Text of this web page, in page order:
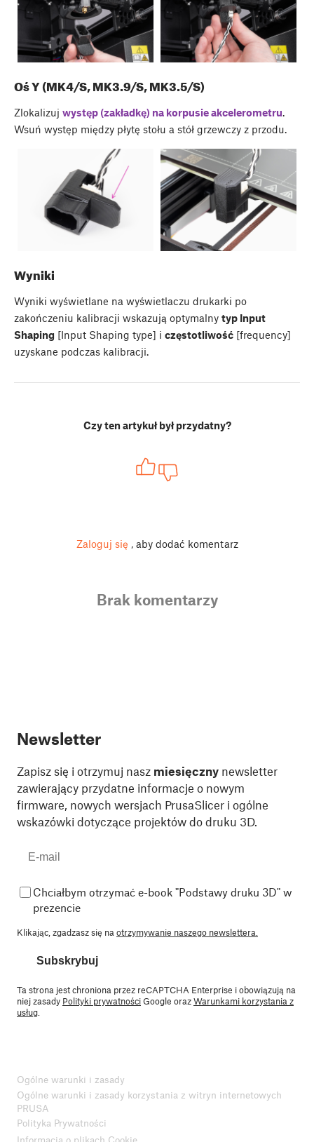
Oś Y (MK4/S, MK3.9/S, MK3.5/S)
Zlokalizuj występ (zakładkę) na korpusie akcelerometru.
Wsuń występ między płytę stołu a stół grzewczy z przodu.
Wyniki
Wyniki wyświetlane na wyświetlaczu drukarki po
zakończeniu kalibracji wskazują optymalny typ Input
Shaping [Input Shaping type] i częstotliwość [frequency]
uzyskane podczas kalibracji.
Czy ten artykuł był przydatny?
Zaloguj się , aby dodać komentarz
Brak komentarzy
Newsletter
Zapisz się i otrzymuj nasz miesięczny newsletter
zawierający przydatne informacje o nowym
firmware, nowych wersjach PrusaSlicer i ogólne
wskazówki dotyczące projektów do druku 3D.
Chciałbym otrzymać e-book "Podstawy druku 3D" w
prezencie
Klikając, zgadzasz się na otrzymywanie naszego newslettera.
Subskrybuj
Ta strona jest chroniona przez reCAPTCHA Enterprise i obowiązują na
niej zasady Polityki prywatnościGoogle orazWarunkami korzystania z
usług
Ogólne warunki i zasady
Ogólne warunki i zasady korzystania z witryn internetowych
PRUSA
Polityka Prywatności